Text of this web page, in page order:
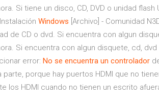
Si tiene un disco, CD, DVD o unidad
Windows [Archivo] - Comunidad
de CD o dvd. Si encuentra con algun
Si encuentra con algun disquete, cd,
error: No se encuentra un controlador
parte, porque hay puertos HDMI que no
los HDMI cuando no tienen un escrito